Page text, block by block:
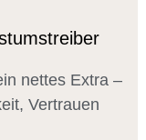
nettes Extra –
Vertrauen